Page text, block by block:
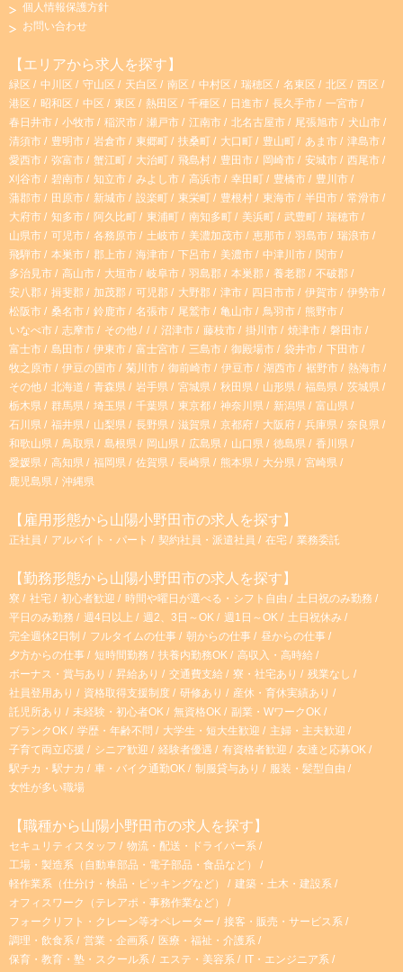
a
g
r
a
m
o
k
個人情報保護方針
お問い合わせ
【エリアから求人を探す】
緑区 中川区 守山区 天白区 南区 中村区 瑞穂区 名東区 北区
西区
港区
昭和区 中区 東区 熱田区 千種区 日進市 長久手市
一宮市
春日井市
小牧市 稲沢市 瀬戸市 江南市 北名古屋市 尾張旭市
犬山市
清須市
豊明市 岩倉市 東郷町 扶桑町 大口町 豊山町 あま市
津島市
愛西市
弥富市 蟹江町 大治町 飛島村 豊田市 岡崎市 安城市
西尾市
刈谷市
碧南市 知立市 みよし市 高浜市 幸田町 豊橋市
豊川市
蒲郡市
田原市 新城市 設楽町 東栄町 豊根村 東海市 半田市
常滑市
大府市
知多市 阿久比町 東浦町 南知多町 美浜町 武豊町
瑞穂市
山県市
可児市 各務原市 土岐市 美濃加茂市 恵那市 羽島市
瑞浪市
飛騨市
本巣市 郡上市 海津市 下呂市 美濃市 中津川市
関市
多治見市
高山市 大垣市 岐阜市 羽島郡 本巣郡 養老郡
不破郡
安八郡
揖斐郡 加茂郡 可児郡 大野郡 津市 四日市市 伊賀市
伊勢市
松阪市
桑名市 鈴鹿市 名張市 尾鷲市 亀山市 鳥羽市
熊野市
いなべ市
志摩市 その他 沼津市 藤枝市 掛川市 焼津市
磐田市
富士市
島田市 伊東市 富士宮市 三島市 御殿場市 袋井市
下田市
牧之原市
伊豆の国市 菊川市 御前崎市 伊豆市 湖西市 裾野市
熱海市
その他
北海道 青森県 岩手県 宮城県 秋田県 山形県 福島県
茨城県
栃木県
群馬県 埼玉県 千葉県 東京都 神奈川県 新潟県
富山県
石川県
福井県 山梨県 長野県 滋賀県 京都府 大阪府 兵庫県
奈良県
和歌山県
鳥取県 島根県 岡山県 広島県 山口県 徳島県
香川県
愛媛県
高知県 福岡県 佐賀県 長崎県 熊本県 大分県
宮崎県
鹿児島県
沖縄県
【雇用形態から山陽小野田市の求人を探す】
正社員 アルバイト・パート 契約社員・派遣社員 在宅 業務委託
【勤務形態から山陽小野田市の求人を探す】
寮 社宅 初心者歓迎 時間や曜日が選べる・シフト自由
土日祝のみ勤務
平日のみ勤務
週4日以上 週2、3日～OK 週1日～OK
土日祝休み
完全週休2日制
フルタイムの仕事 朝からの仕事
昼からの仕事
夕方からの仕事
短時間勤務 扶養内勤務OK
高収入・高時給
ボーナス・賞与あり
昇給あり 交通費支給 寮・社宅あり
残業なし
社員登用あり
資格取得支援制度 研修あり
産休・育休実績あり
託児所あり
未経験・初心者OK 無資格OK
副業・WワークOK
ブランクOK
学歴・年齢不問 大学生・短大生歓迎
主婦・主夫歓迎
子育て両立応援
シニア歓迎 経験者優遇 有資格者歓迎
友達と応募OK
駅チカ・駅ナカ
車・バイク通勤OK 制服貸与あり
服装・髪型自由
女性が多い職場
【職種から山陽小野田市の求人を探す】
セキュリティスタッフ
物流・配送・ドライバー系
工場・製造系（自動車部品・電子部品・食品など）
軽作業系（仕分け・検品・ピッキングなど）
建築・土木・建設系
オフィスワーク（テレアポ・事務作業など）
フォークリフト・クレーン等オペレーター
接客・販売・サービス系
調理・飲食系
営業・企画系
医療・福祉・介護系
保育・教育・塾・スクール系
エステ・美容系 IT・エンジニア系